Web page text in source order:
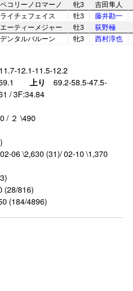
ペコリーノロマーノ 牝3
吉田隼人
ライチェフェイス 牡3
藤井勘一
エーティーメジャー 牡3
荻野極
デンタルバルーン 牝3 西村淳也
12.1-11.5-12.2
上り 69.2-58.5-47.5-
/ 3F:34.84
/ ２ \490
06 \2,630 (31)/ 02-10 \1,370
(28/816)
(184/4896)